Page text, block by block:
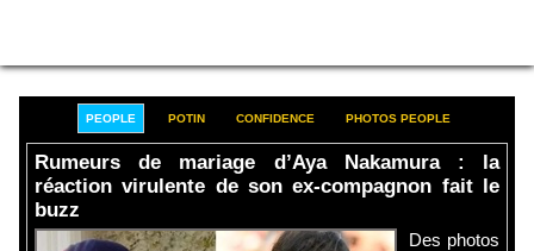
PEOPLE POTIN CONFIDENCE PHOTOS PEOPLE
Rumeurs de mariage d’Aya Nakamura : la
réaction virulente de son ex-compagnon fait le
buzz
Des photos